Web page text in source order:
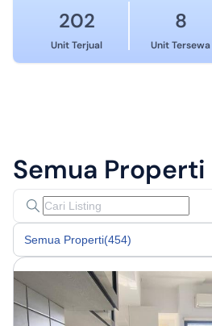
202
Unit Terjual
8
Unit Tersewa
Semua Properti
Semua Properti(454)